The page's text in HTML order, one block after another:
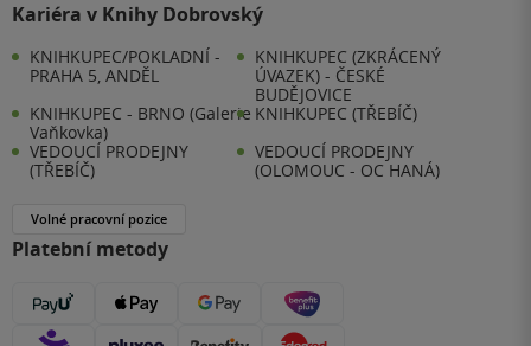
Kariéra v Knihy Dobrovský
KNIHKUPEC/POKLADNÍ -
PRAHA 5, ANDĚL
KNIHKUPEC (ZKRÁCENÝ
ÚVAZEK) - ČESKÉ
BUDĚJOVICE
KNIHKUPEC - BRNO (Galerie
Vaňkovka)
KNIHKUPEC (TŘEBÍČ)
VEDOUCÍ PRODEJNY
(TŘEBÍČ)
VEDOUCÍ PRODEJNY
(OLOMOUC - OC HANÁ)
Volné pracovní pozice
Platební metody